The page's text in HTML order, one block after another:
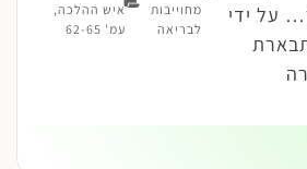
על ידי
מחוייבות
לבריאה
איש ההלכה,
עמ' 62-65